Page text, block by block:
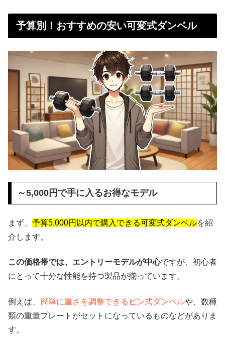
予算別！おすすめの安い可変式ダンベル
～5,000円で手に入るお得なモデル
まず、 予算5,000円以内で購入できる可変式ダンベルを紹
介します。
この価格帯では、エントリーモデルが中心ですが、初心者
にとって十分な性能を持つ製品が揃っています。
例えば、 簡単に重さを調整できるピン式ダンベルや、数種
類の重量プレートがセットになっているものなどがありま
す。